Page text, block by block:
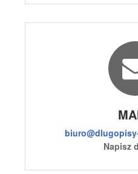
Napisz